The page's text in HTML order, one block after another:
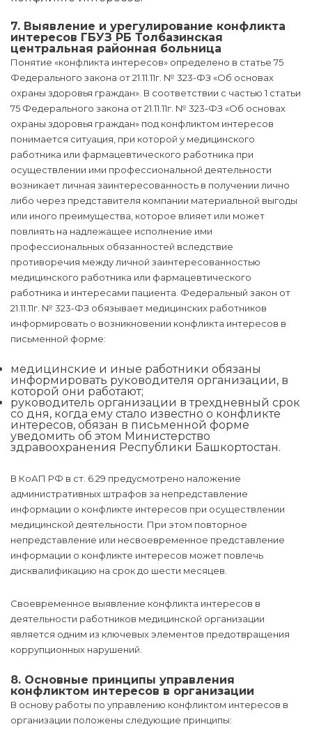
7. Выявление и урегулирование конфликта
интересов ГБУЗ РБ Толбазинская
центральная районная больница
Понятие «конфликта интересов» определено в статье 75
Федерального закона от 21.11.11г. № 323-ФЗ «Об основах
охраны здоровья граждан». В соответствии с частью 1 статьи
75 Федерального закона от 21.11.11г. № 323-ФЗ «Об основах
охраны здоровья граждан» под конфликтом интересов
понимается ситуация, при которой у медицинского
работника или фармацевтического работника при
осуществлении ими профессиональной деятельности
возникает личная заинтересованность в получении лично
либо через представителя компании материальной выгоды
или иного преимущества, которое влияет или может
повлиять на надлежащее исполнение ими
профессиональных обязанностей вследствие
противоречия между личной заинтересованностью
медицинского работника или фармацевтического
работника и интересами пациента. Федеральный закон от
21.11.11г. № 323-ФЗ обязывает медицинских работников
информировать о возникновении конфликта интересов в
письменной форме:
медицинские и иные работники обязаны
информировать руководителя организации, в
которой они работают;
руководитель организации в трехдневный срок
со дня, когда ему стало известно о конфликте
интересов, обязан в письменной форме
уведомить об этом Министерство
здравоохранения Республики Башкортостан.
В КоАП РФ в ст. 6.29 предусмотрено наложение
административных штрафов за непредставление
информации о конфликте интересов при осуществлении
медицинской деятельности. При этом повторное
непредставление или несвоевременное представление
информации о конфликте интересов может повлечь
дисквалификацию на срок до шести месяцев.
Своевременное выявление конфликта интересов в
деятельности работников медицинской организации
является одним из ключевых элементов предотвращения
коррупционных нарушений.
8. Основные принципы управления
конфликтом интересов в организации
В основу работы по управлению конфликтом интересов в
организации положены следующие принципы: